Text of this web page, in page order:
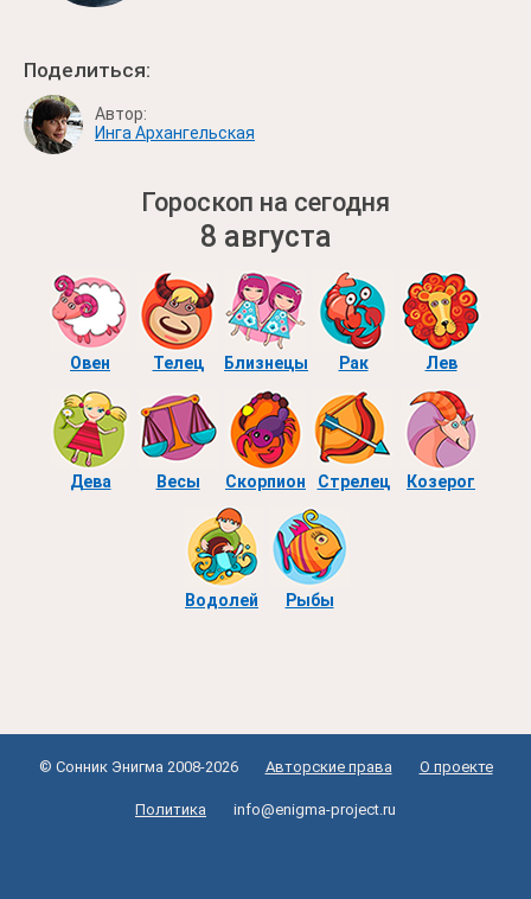
Поделиться:
Автор:
Инга Архангельская
Гороскоп на сегодня
8 августа
Овен Телец Близнецы Рак Лев
Дева Весы Скорпион Стрелец Козерог
Водолей Рыбы
© Сонник Энигма 2008-2026 Авторские права О проекте
Политика info@enigma-project.ru